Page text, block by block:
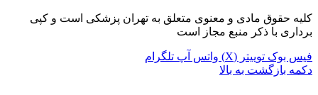
کلیه حقوق مادی و معنوی متعلق به تهران پزشکی است و کپی
برداری با ذکر منبع مجاز است
فیس بوک توییتر (X) واتس آپ تلگرام
دکمه بازگشت به بالا